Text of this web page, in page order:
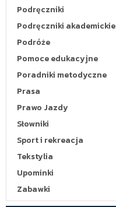
Podręczniki
Podręczniki akademickie
Podróże
Pomoce edukacyjne
Poradniki metodyczne
Prasa
Prawo Jazdy
Słowniki
Sport i rekreacja
Tekstylia
Upominki
Zabawki